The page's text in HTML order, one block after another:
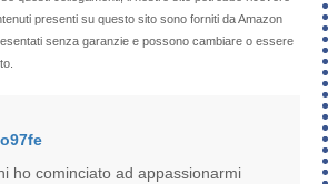
presenti su questo sito sono forniti da Amazon
senza garanzie e possono cambiare o essere
ho cominciato ad appassionarmi